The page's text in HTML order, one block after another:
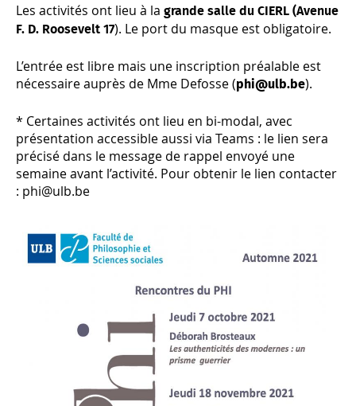
Les activités ont lieu à la grande salle du CIERL (Avenue
F. D. Roosevelt 17). Le port du masque est obligatoire.
L’entrée est libre mais une inscription préalable est
nécessaire auprès de Mme Defosse (phi@ulb.be).
* Certaines activités ont lieu en bi-modal, avec
présentation accessible aussi via Teams : le lien sera
précisé dans le message de rappel envoyé une
semaine avant l’activité. Pour obtenir le lien contacter
: phi@ulb.be